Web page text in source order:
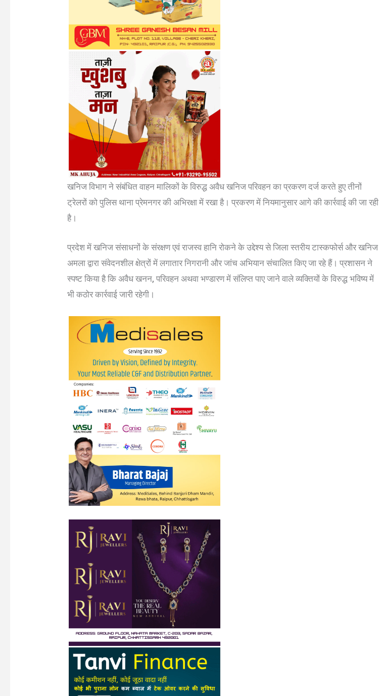
खनिज विभाग ने संबंधित वाहन मालिकों के विरुद्ध अवैध खनिज परिवहन का प्रकरण दर्ज करते हुए तीनों
ट्रेलरों को पुलिस थाना प्रेमनगर की अभिरक्षा में रखा है। प्रकरण में नियमानुसार आगे की कार्रवाई की जा रही
है।
प्रदेश में खनिज संसाधनों के संरक्षण एवं राजस्व हानि रोकने के उद्देश्य से जिला स्तरीय टास्कफोर्स और खनिज
अमला द्वारा संवेदनशील क्षेत्रों में लगातार निगरानी और जांच अभियान संचालित किए जा रहे हैं। प्रशासन ने
स्पष्ट किया है कि अवैध खनन, परिवहन अथवा भण्डारण में संलिप्त पाए जाने वाले व्यक्तियों के विरुद्ध भविष्य में
भी कठोर कार्रवाई जारी रहेगी।